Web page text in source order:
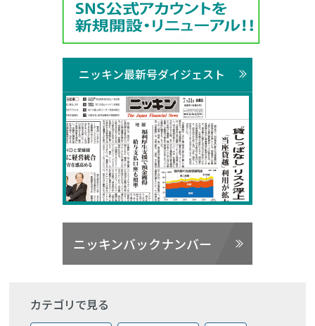
ニッキン最新号ダイジェスト
ニッキンバックナンバー
カテゴリで見る